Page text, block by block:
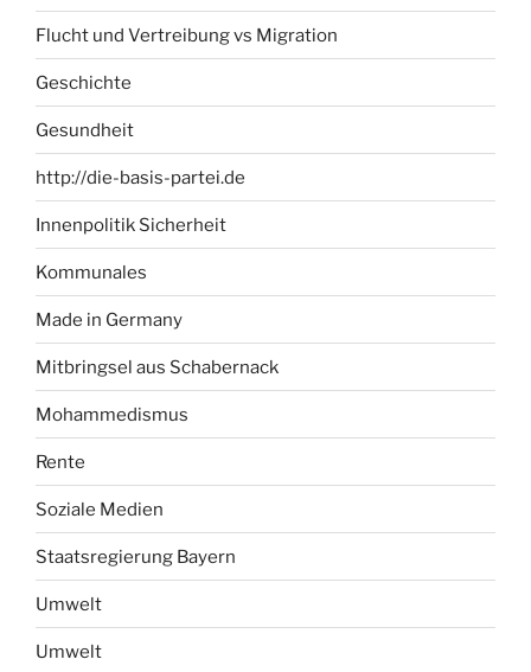
Flucht und Vertreibung vs Migration
Geschichte
Gesundheit
http://die-basis-partei.de
Innenpolitik Sicherheit
Kommunales
Made in Germany
Mitbringsel aus Schabernack
Mohammedismus
Rente
Soziale Medien
Staatsregierung Bayern
Umwelt
Umwelt